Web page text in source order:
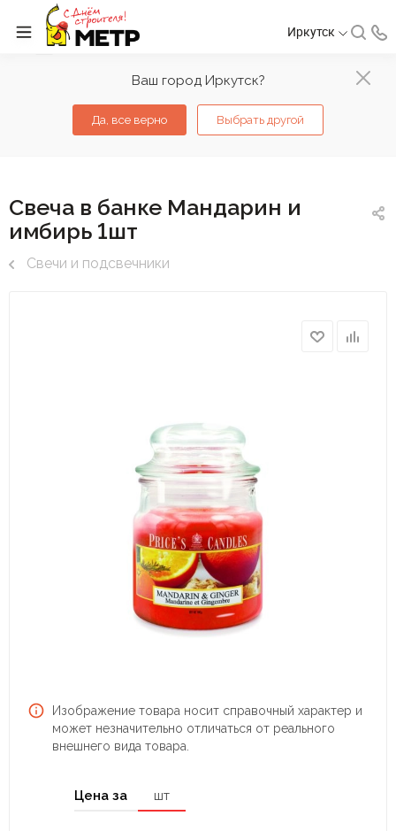
Ваш город Иркутск?
Да, все верно Выбрать другой
Иркутск
Свеча в банке Мандарин и
имбирь 1шт
Свечи и подсвечники
Изображение товара носит справочный характер и
может незначительно отличаться от реального
внешнего вида товара.
Цена за шт